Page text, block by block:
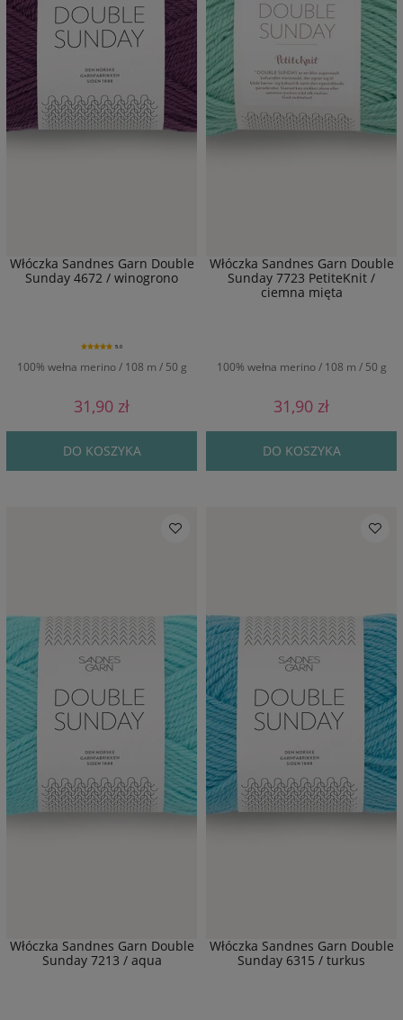
Włóczka Sandnes Garn Double
Sunday 4672 / winogrono
100% wełna merino / 108 m / 50 g
5.0
31,90 zł
DO KOSZYKA
Włóczka Sandnes Garn Double
Sunday 7723 PetiteKnit /
ciemna mięta
100% wełna merino / 108 m / 50 g
31,90 zł
DO KOSZYKA
Włóczka Sandnes Garn Double
Sunday 7213 / aqua
Włóczka Sandnes Garn Double
Sunday 6315 / turkus